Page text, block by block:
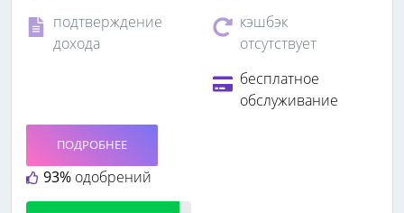
подтверждение
дохода
кэшбэк
отсутствует
бесплатное
обслуживание
93% одобрений
ПОДРОБНЕЕ